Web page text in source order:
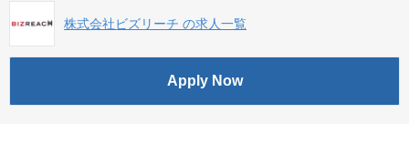
株式会社ビズリーチ の求人一覧
Apply Now